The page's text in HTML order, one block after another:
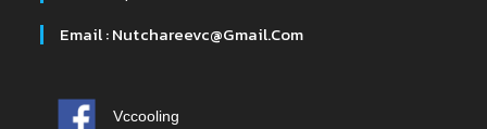
Email : Nutchareevc@gmail.com
Vccooling